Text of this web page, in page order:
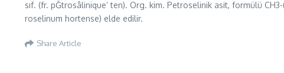
sıf. (fr. pĞtrosâlinique’ ten). Org. kim. Petroselinik asit, formülü
roselinum hortense) elde edilir.
Share Article